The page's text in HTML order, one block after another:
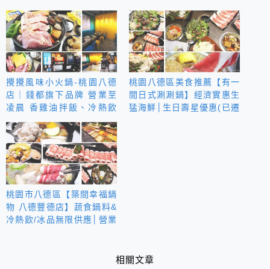
攪攪風味小火鍋-桃園八德
店｜錢都旗下品牌 營業至
凌晨 香雞油拌飯、冷熱飲
品 霜淇淋無限
桃園八德區美食推薦【有一
間日式涮涮鍋】經濟實惠生
猛海鮮│生日壽星優惠(已遷
桃園市八德區【築間幸福鍋
物 八德豐德店】蔬食鍋料&
冷熱飲/冰品無限供應│營業
相關文章